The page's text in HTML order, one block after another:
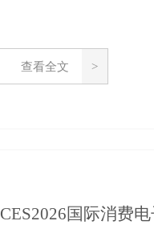
查看全文
CES2026国际消费